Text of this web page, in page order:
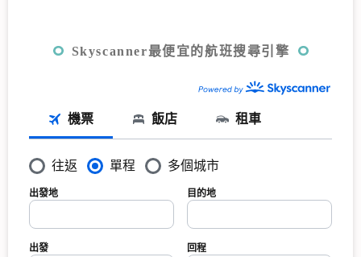
Skyscanner最便宜的航班搜尋引擎